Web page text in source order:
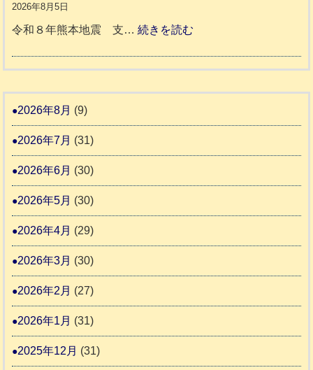
市
川
城
リ
ー
4
老
6
2026年8月5日
令和８年熊本地震 支…続きを読む
和
熊
震
援
報
2026年8月 (9)
2026年7月 (31)
2026年6月 (30)
2026年5月 (30)
2026年4月 (29)
2026年3月 (30)
2026年2月 (27)
2026年1月 (31)
2025年12月 (31)